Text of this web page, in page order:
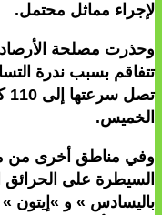
لإجراء مماثل محتمل.
وحذرت مصلحة الأرصاد
تتفاقم بسبب ندرة
الخميس.
وفي مناطق أخرى من
السيطرة على
باليسادس » و »إيتون